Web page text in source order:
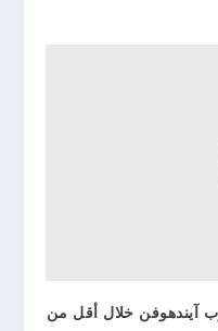
آيندهوفن خلال أقل من